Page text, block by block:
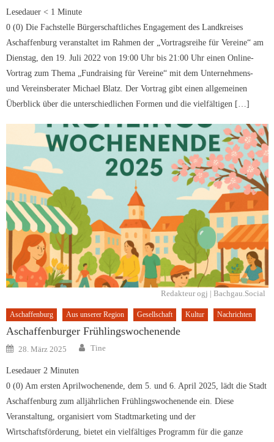
Lesedauer < 1 Minute
0 (0) Die Fachstelle Bürgerschaftliches Engagement des Landkreises
Aschaffenburg veranstaltet im Rahmen der „Vortragsreihe für Vereine“ am
Dienstag, den 19. Juli 2022 von 19:00 Uhr bis 21:00 Uhr einen Online-
Vortrag zum Thema „Fundraising für Vereine“ mit dem Unternehmens-
und Vereinsberater Michael Blatz. Der Vortrag gibt einen allgemeinen
Überblick über die unterschiedlichen Formen und die vielfältigen […]
Redakteur ogj | Bachgau.Social
Aschaffenburg Aus unserer Region Gesellschaft Kultur Nachrichten
Aschaffenburger Frühlingswochenende
Posted
on
28. März 2025 Author
Tine
Lesedauer 2 Minuten
0 (0) Am ersten Aprilwochenende, dem 5. und 6. April 2025, lädt die Stadt
Aschaffenburg zum alljährlichen Frühlingswochenende ein. Diese
Veranstaltung, organisiert vom Stadtmarketing und der
Wirtschaftsförderung, bietet ein vielfältiges Programm für die ganze